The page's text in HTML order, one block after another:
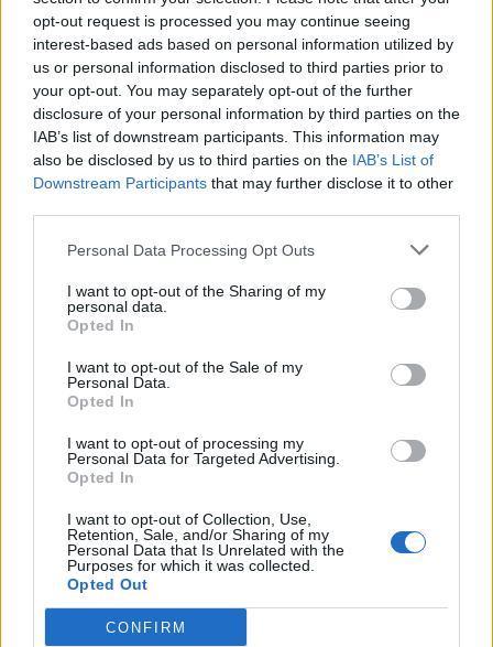
opt-out request is processed you may continue seeing
interest-based ads based on personal information utilized by
us or personal information disclosed to third parties prior to
your opt-out. You may separately opt-out of the further
disclosure of your personal information by third parties on the
IAB’s list of downstream participants. This information may
also be disclosed by us to third parties on the IAB’s List of
Downstream Participants that may further disclose it to other
Personal Data Processing Opt Outs
I want to opt-out of the Sharing of my
personal data.
Opted In
I want to opt-out of the Sale of my
Personal Data.
Opted In
I want to opt-out of processing my
Personal Data for Targeted Advertising.
Opted In
I want to opt-out of Collection, Use,
Retention, Sale, and/or Sharing of my
Personal Data that Is Unrelated with the
Purposes for which it was collected.
Opted Out
CONFIRM
Inoltre,la continuità della chiamata nel passaggio da rete
Wi-Fi a 4G e viceversa è garantita. Il passaggio da rete
cellulare a rete Wi-Fi è gestito sulla base di specifiche soglie del
livello di segnale, in modo da garantire un’esperienza di chiamata
ottimale.
X
WhatsApp Stampa